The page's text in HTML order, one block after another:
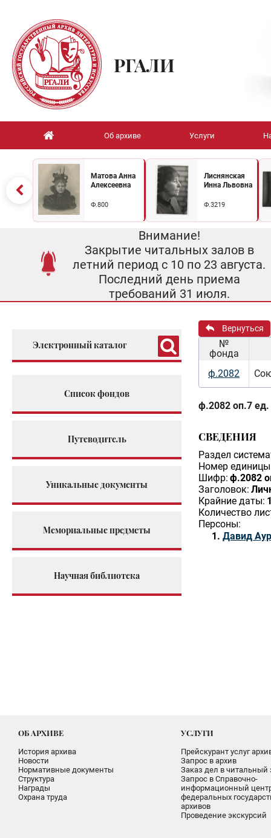
РГАЛИ
Об архиве Услуги
Матова Анна
Алексеевна
Ф.800
Лиснянская
Инна Львовна
Ф.3219
Внимание!
Закрытие читальных залов в
летний период с 10 по 23 августа.
Последний день приема
требований 31 июля.
Электронный каталог
Список фондов
Путеводитель
Уникальные документы
Мемориальные предметы
Научная библиотека
Вернуться
№
фонда
ф.2082
ф.2082 оп.7 ед.
СВЕДЕНИЯ
Раздел
Номер единицы
Шифр: ф.2082
Заголовок:
Крайние даты:
Количество
Персоны:
Давид
ОБ АРХИВЕ
История архива
Новости
Нормативные документы
Структура
Награды
Охрана труда
УСЛУГИ
Прейскурант услуг
Запрос в архив
Заказ дел в читальный
Запрос в Справочно-
информационный
федеральных
архивов
Проведение экскурсий